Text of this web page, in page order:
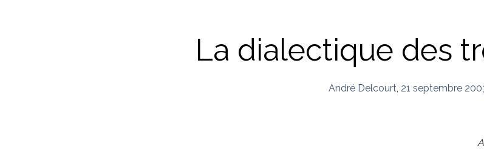
La dialectique des
André Delcourt 21 septembre